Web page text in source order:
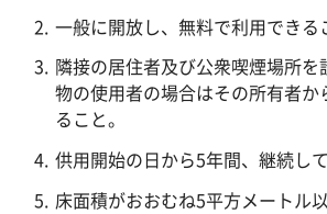
一般に開放し、無料で利用できる
隣接の居住者及び公衆喫煙場所
物の使用者の場合はその所有者か
ること。
供用開始の日から5年間、継続し
床面積がおおむね5平方メートル